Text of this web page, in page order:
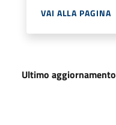
VAI ALLA PAGINA
Ultimo aggiornamento